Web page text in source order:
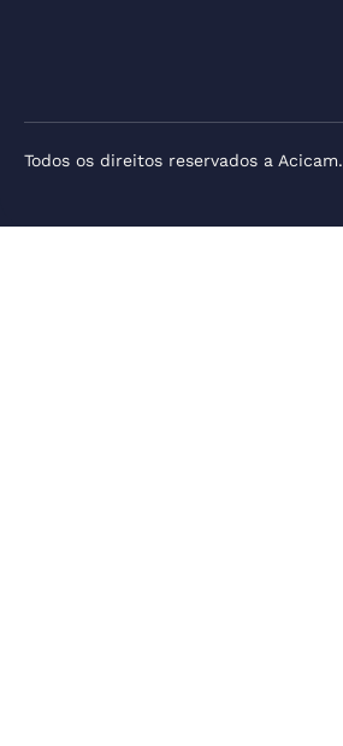
Todos os direitos reservados a Acicam.